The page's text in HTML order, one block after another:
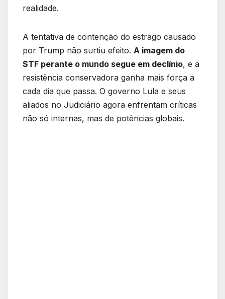
realidade.
A tentativa de contenção do estrago causado
por Trump não surtiu efeito. A imagem do
STF perante o mundo segue em declínio, e a
resistência conservadora ganha mais força a
cada dia que passa. O governo Lula e seus
aliados no Judiciário agora enfrentam críticas
não só internas, mas de potências globais.